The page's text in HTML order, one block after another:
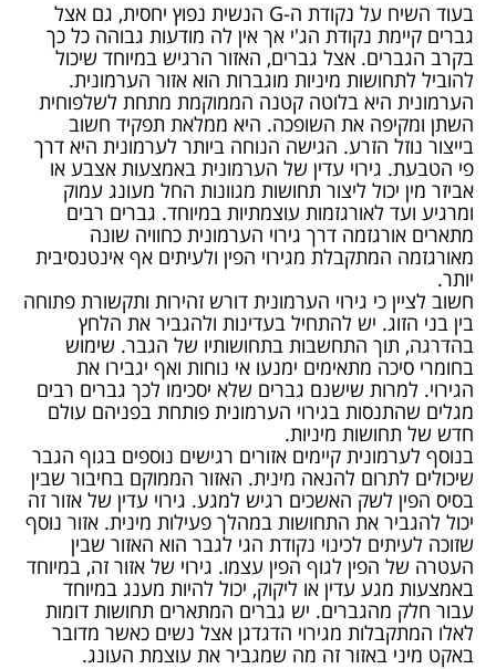
בעוד השיח על נקודת ה-G הנשית נפוץ יחסית, גם אצל
גברים קיימת נקודת הג'י אך אין לה מודעות גבוהה כל כך
בקרב הגברים. אצל גברים, האזור הרגיש במיוחד שיכול
להוביל לתחושות מיניות מוגברות הוא אזור הערמונית.
הערמונית היא בלוטה קטנה הממוקמת מתחת לשלפוחית
השתן ומקיפה את השופכה. היא ממלאת תפקיד חשוב
בייצור נוזל הזרע. הגישה הנוחה ביותר לערמונית היא דרך
פי הטבעת. גירוי עדין של הערמונית באמצעות אצבע או
אביזר מין יכול ליצור תחושות מגוונות החל מעונג עמוק
ומרגיע ועד לאורגזמות עוצמתיות במיוחד. גברים רבים
מתארים אורגזמה דרך גירוי הערמונית כחוויה שונה
מאורגזמה המתקבלת מגירוי הפין ולעיתים אף אינטנסיבית
יותר.
חשוב לציין כי גירוי הערמונית דורש זהירות ותקשורת פתוחה
בין בני הזוג. יש להתחיל בעדינות ולהגביר את הלחץ
בהדרגה, תוך התחשבות בתחושותיו של הגבר. שימוש
בחומרי סיכה מתאימים ימנעו אי נוחות ואף יגבירו את
הגירוי. למרות שישנם גברים שלא יסכימו לכך גברים רבים
מגלים שהתנסות בגירוי הערמונית פותחת בפניהם עולם
חדש של תחושות מיניות.
בנוסף לערמונית קיימים אזורים רגישים נוספים בגוף הגבר
שיכולים לתרום להנאה מינית. האזור הממוקם בחיבור שבין
בסיס הפין לשק האשכים רגיש למגע. גירוי עדין של אזור זה
יכול להגביר את התחושות במהלך פעילות מינית. אזור נוסף
שזוכה לעיתים לכינוי נקודת הגי לגבר הוא האזור שבין
העטרה של הפין לגוף הפין עצמו. גירוי של אזור זה, במיוחד
באמצעות מגע עדין או ליקוק, יכול להיות מענג במיוחד
עבור חלק מהגברים. יש גברים המתארים תחושות דומות
לאלו המתקבלות מגירוי הדגדגן אצל נשים כאשר מדובר
באקט מיני באזור זה מה שמגביר את עוצמת העונג.